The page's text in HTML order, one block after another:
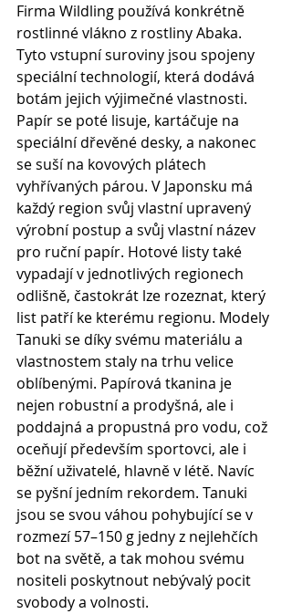
Firma Wildling používá konkrétně
rostlinné vlákno z rostliny Abaka.
Tyto vstupní suroviny jsou spojeny
speciální technologií, která dodává
botám jejich výjimečné vlastnosti.
Papír se poté lisuje, kartáčuje na
speciální dřevěné desky, a nakonec
se suší na kovových plátech
vyhřívaných párou. V Japonsku má
každý region svůj vlastní upravený
výrobní postup a svůj vlastní název
pro ruční papír. Hotové listy také
vypadají v jednotlivých regionech
odlišně, častokrát lze rozeznat, který
list patří ke kterému regionu. Modely
Tanuki se díky svému materiálu a
vlastnostem staly na trhu velice
oblíbenými. Papírová tkanina je
nejen robustní a prodyšná, ale i
poddajná a propustná pro vodu, což
oceňují především sportovci, ale i
běžní uživatelé, hlavně v létě. Navíc
se pyšní jedním rekordem. Tanuki
jsou se svou váhou pohybující se v
rozmezí 57–150 g jedny z nejlehčích
bot na světě, a tak mohou svému
nositeli poskytnout nebývalý pocit
svobody a volnosti.